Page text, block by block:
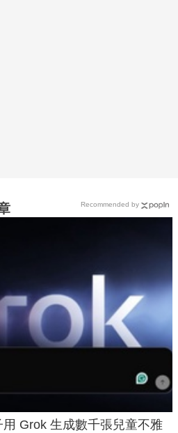
Grok 生成數千張兒童不雅
Recommended by